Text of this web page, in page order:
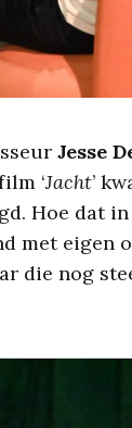
Jesse
‘Jacht’
Hoe dat
met eigen
die nog